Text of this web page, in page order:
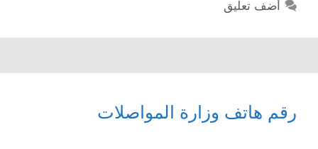
أضف تعليق
رقم هاتف وزارة المواصلات